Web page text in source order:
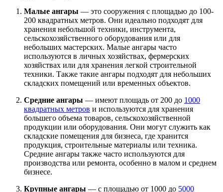
Малые ангары — это сооружения с площадью до 100-
200 квадратных метров. Они идеально подходят для
хранения небольшой техники, инструмента,
сельскохозяйственного оборудования или для
небольших мастерских. Малые ангары часто
используются в личных хозяйствах, фермерских
хозяйствах или для хранения легкой строительной
техники. Также такие ангары подходят для небольших
складских помещений или временных объектов.
Средние ангары — имеют площадь от 200 до 1000
квадратных метров и используются для хранения
большего объема товаров, сельскохозяйственной
продукции или оборудования. Они могут служить как
складские помещения для бизнеса, где хранится
продукция, строительные материалы или техника.
Средние ангары также часто используются для
производства или ремонта, особенно в малом и среднем
бизнесе.
Крупные ангары — с площадью от 1000 до 5000